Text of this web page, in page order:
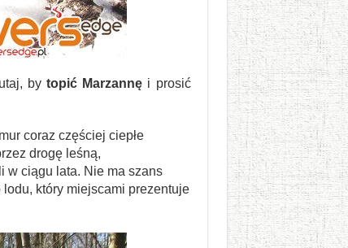
bytopić Marzannę i prosić
coraz częściej ciepłe
drogę leśną,
w ciągu lata. Nie ma szans
który miejscami prezentuje